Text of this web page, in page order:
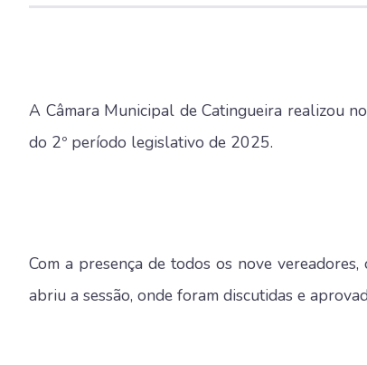
A Câmara Municipal de Catingueira realizou
do 2º período legislativo de 2025.
Com a presença de todos os nove
abriu a sessão, onde foram discutidas e